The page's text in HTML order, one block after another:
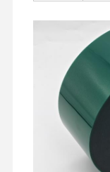
सिलिकॉन फिल्म
एक्रिलिक फिल्म
छिद्रित टेप
नीली सुरक्षात्मक फिल्म